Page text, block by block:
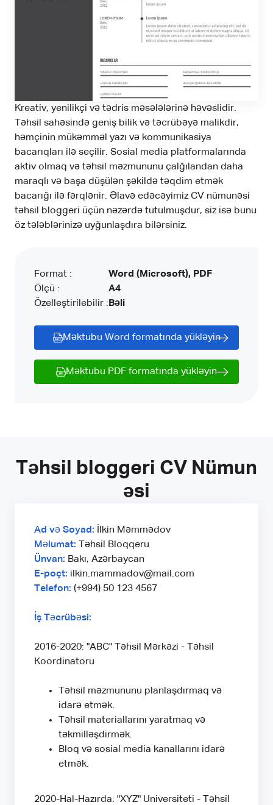
Kreativ, yenilikçi və tədris məsələlərinə həvəslidir.
Təhsil sahəsində geniş bilik və təcrübəyə malikdir,
həmçinin mükəmməl yazı və kommunikasiya
bacarıqları ilə seçilir. Sosial media platformalarında
aktiv olmaq və təhsil məzmununu çalğılandan daha
maraqlı və başa düşülən şəkildə təqdim etmək
bacarığı ilə fərqlənir. Əlavə edəcəyimiz CV nümunəsi
təhsil bloggeri üçün nəzərdə tutulmuşdur, siz isə bunu
öz tələblərinizə uyğunlaşdıra bilərsiniz.
Format :
Ölçü :
Özelleştirilebilir :
Word (Microsoft), PDF
A4
Bəli
Məktubu Word formatında yükləyin
Məktubu PDF formatında yükləyin
Təhsil bloggeri CV Nümun
əsi
Ad və Soyad: İlkin Məmmədov
Məlumat: Təhsil Bloqqeru
Ünvan: Bakı, Azərbaycan
E-poçt: ilkin.mammadov@mail.com
Telefon: (+994) 50 123 4567
İş Təcrübəsi:
2016-2020: "ABC" Təhsil Mərkəzi - Təhsil
Koordinatoru
Təhsil məzmununu planlaşdırmaq və
idarə etmək.
Təhsil materiallarını yaratmaq və
təkmilləşdirmək.
Bloq və sosial media kanallarını idarə
etmək.
2020-Hal-Hazırda: "XYZ" Universiteti - Təhsil